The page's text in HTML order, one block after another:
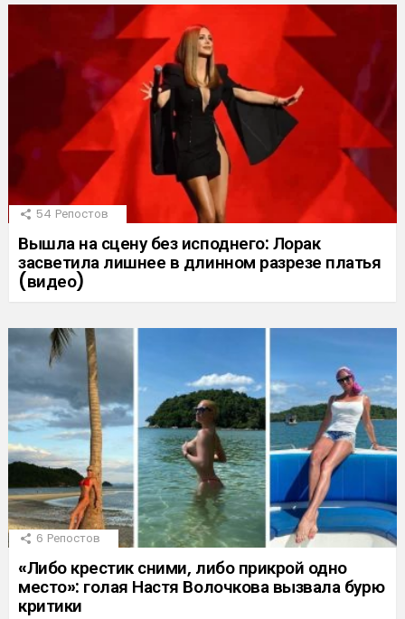
54 Репостов
Вышла на сцену без исподнего: Лорак
засветила лишнее в длинном разрезе платья
(видео)
6 Репостов
«Либо крестик сними, либо прикрой одно
место»: голая Настя Волочкова вызвала бурю
критики